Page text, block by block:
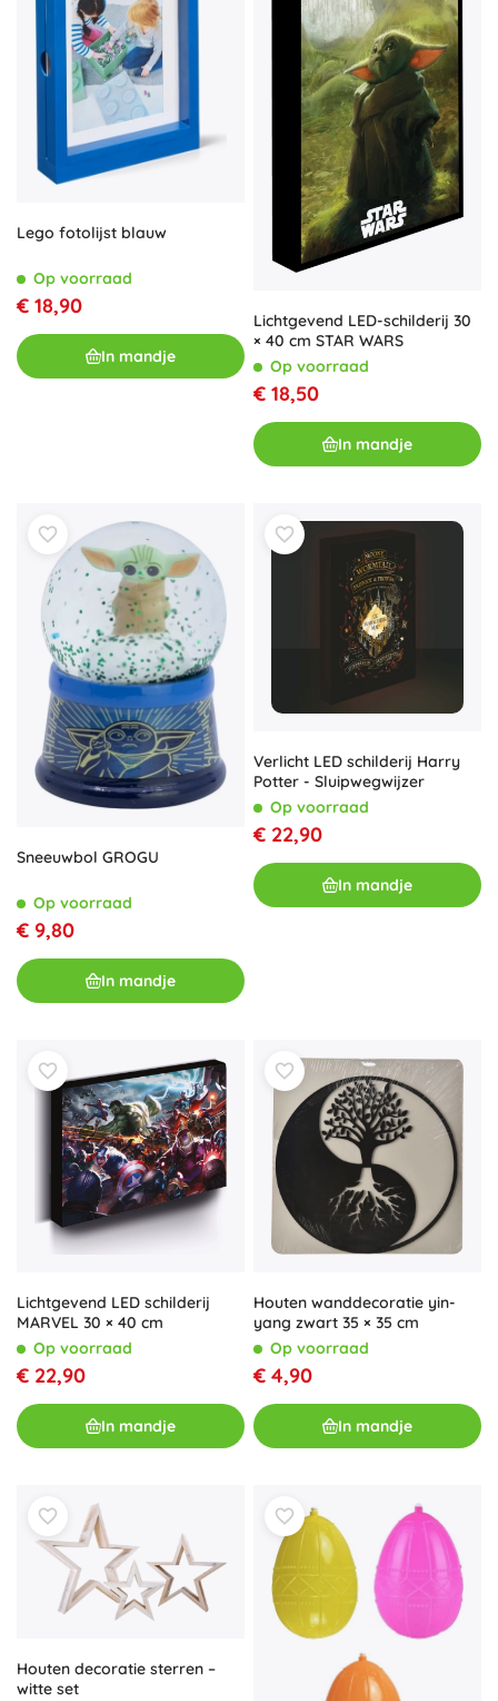
Lego fotolijst blauw
Op voorraad
€ 18,90
In mandje
Lichtgevend LED-schilderij 30
× 40 cm STAR WARS
Op voorraad
€ 18,50
In mandje
Sneeuwbol GROGU
Op voorraad
€ 9,80
In mandje
Verlicht LED schilderij Harry
Potter - Sluipwegwijzer
Op voorraad
€ 22,90
In mandje
Lichtgevend LED schilderij
MARVEL 30 × 40 cm
Op voorraad
€ 22,90
In mandje
Houten wanddecoratie yin-
yang zwart 35 × 35 cm
Op voorraad
€ 4,90
In mandje
Houten decoratie sterren –
witte set